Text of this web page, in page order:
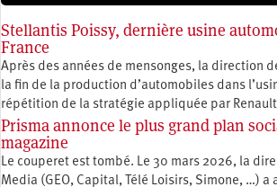
Stellantis Poissy, dernière usine
France
Après des années de mensonges, la direction
la fin de la production d’automobiles dans
répétition de la stratégie appliquée par
Prisma annonce le plus grand plan
magazine
Le couperet est tombé. Le 30 mars 2026, la
Media (GEO, Capital, Télé Loisirs, Simone, …) a